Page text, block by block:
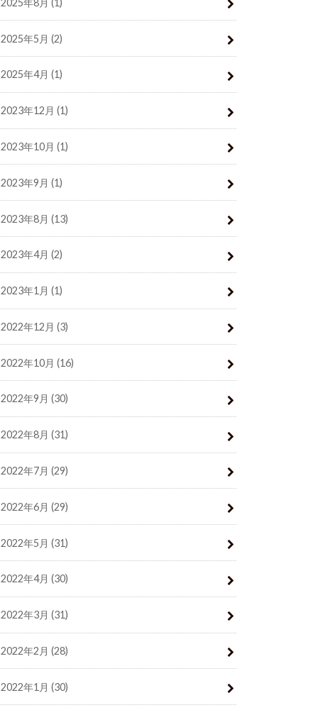
2025年5月 (2)
2025年4月 (1)
2023年12月 (1)
2023年10月 (1)
2023年9月 (1)
2023年8月 (13)
2023年4月 (2)
2023年1月 (1)
2022年12月 (3)
2022年10月 (16)
2022年9月 (30)
2022年8月 (31)
2022年7月 (29)
2022年6月 (29)
2022年5月 (31)
2022年4月 (30)
2022年3月 (31)
2022年2月 (28)
2022年1月 (30)